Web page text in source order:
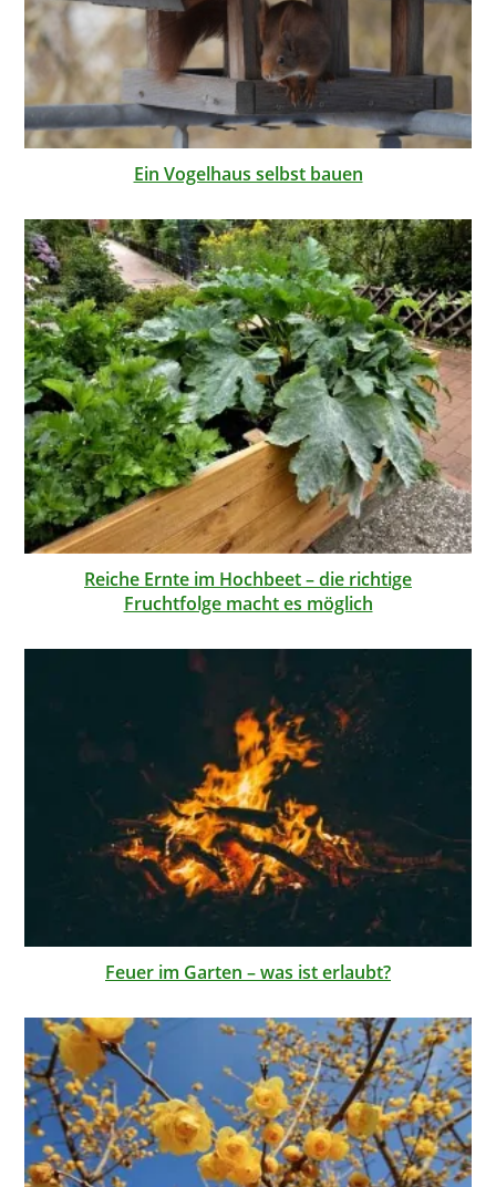
Ein Vogelhaus selbst bauen
Reiche Ernte im Hochbeet – die richtige
Fruchtfolge macht es möglich
Feuer im Garten – was ist erlaubt?